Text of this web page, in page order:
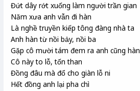
Đứt dây rớt xuống làm người trần gian
Năm xưa anh vẫn đi hàn
Là nghề truyền kiếp tông đàng nhà ta
Anh hàn từ nồi bảy, nồi ba
Gặp cô mười tám đem ra anh cũng hàn
Cô này to lỗ, tốn than
Đồng đâu mà đổ cho giàn lỗ ni
Hết đồng anh lại pha chì